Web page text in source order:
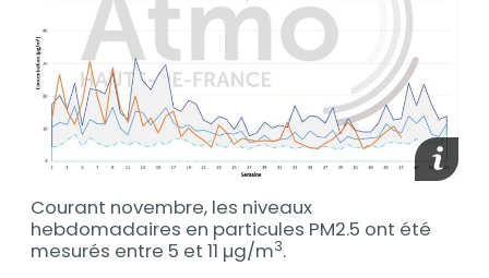
Courant novembre, les niveaux
hebdomadaires en particules PM2.5 ont été
mesurés entre 5 et 11 µg/m3.